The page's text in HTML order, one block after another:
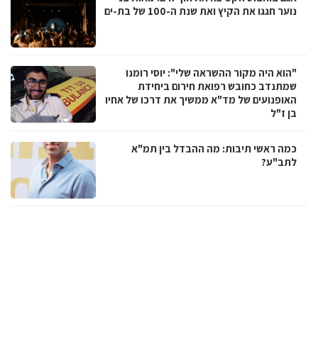
נוער חגגו את הקיץ ואת שנת ה-100 של בת-ים
"הוא היה מקור ההשראה שלי": יוסי רומנו
שמתנדב כחובש רפואת חירום ביחידת
האופנועים של מד"א ממשיך את דרכו של אחיו
בן ז"ל
כמה ראשי תיבות: מה ההבדל בין תמ"א
לתב"ע?